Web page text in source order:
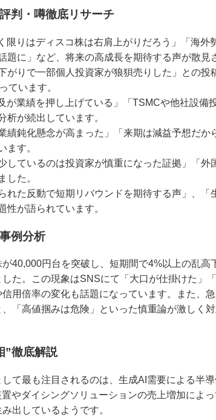
判・噂徹底リサーチ
限りはディスコ株は右肩上がりだろう」「海
題に」など、将来の高成長を期待する声が散見
がりで一部個人投資家が狼狽売りした」との
ています。
が業績を押し上げている」「TSMCや他社設
析が続出しています。
績鈍化懸念が高まった」「来期は減益予想だ
ます。
しているのは投資家が慎重になった証拠」「
した。
れた反動で短期リバウンドを期待する声」、
性が語られています。
例分析
40,000円台を突破し、短期間で4%以上の乱
た。この現象はSNSにて「大口が仕掛けた」
用倍率の変化も話題になっています。また、
「高値掴みは危険」といった慎重論が激しく
”徹底解説
て最も注目されるのは、生成AI需要による半
やダイシングソリューションの売上増加によ
出しているようです。